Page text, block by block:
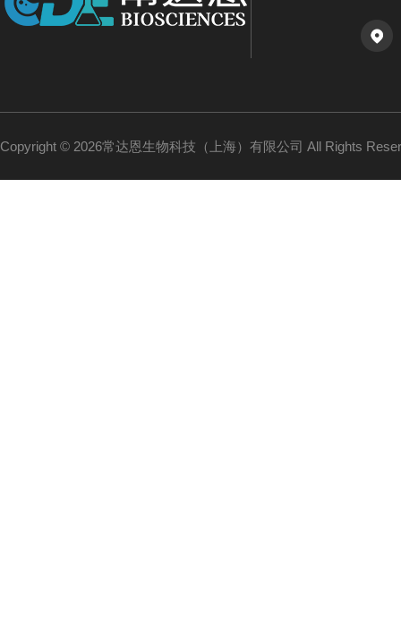
Copyright © 2026常达恩生物科技（上海）有限公司 All Rights